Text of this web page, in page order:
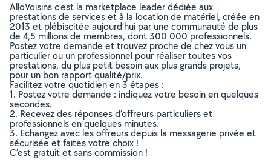
AlloVoisins c’est la marketplace leader dédiée aux
prestations de services et à la location de matériel, créée en
2013 et plébiscitée aujourd’hui par une communauté de plus
de 4,5 millions de membres, dont 300 000 professionnels.
Postez votre demande et trouvez proche de chez vous un
particulier ou un professionnel pour réaliser toutes vos
prestations, du plus petit besoin aux plus grands projets,
pour un bon rapport qualité/prix.
Facilitez votre quotidien en 3 étapes :
1. Postez votre demande : indiquez votre besoin en quelques
secondes.
2. Recevez des réponses d’offreurs particuliers et
professionnels en quelques minutes.
3. Echangez avec les offreurs depuis la messagerie privée et
sécurisée et faites votre choix !
C’est gratuit et sans commission !